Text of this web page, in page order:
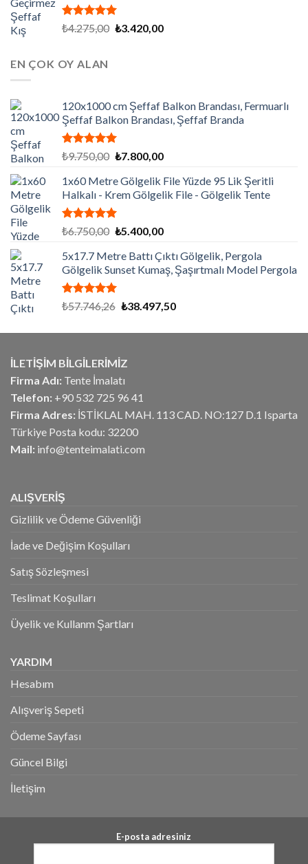
5 üzerinden
oy
₺4.275,00 Orijinal
₺3.420,00Şu
EN ÇOK OY ALAN
120x1000 cm Şeffaf Balkon Brandası, Fermuarlı
Şeffaf Balkon Brandası, Şeffaf Branda
5 üzerinden
oy
aldı
₺9.750,00 Orijinal
₺9.750,00.
₺7.800,00Şu
fiyat:
₺7.800,00.
1x60 Metre Gölgelik File Yüzde 95 Lik Şeritli
Halkalı - Krem Gölgelik File - Gölgelik Tente
5 üzerinden
oy
aldı
₺6.750,00 Orijinal
₺6.750,00.
₺5.400,00Şu
fiyat:
₺5.400,00.
5x17.7 Metre Battı Çıktı Gölgelik, Pergola
Gölgelik Sunset Kumaş, Şaşırtmalı Model Pergola
5 üzerinden
₺57.746,26 Orijinal
₺57.746,26.
₺38.497,50Şu
fiyat:
İLETİŞİM BİLGİLERİMİZ
Firma Adı: Tente İmalatı
Telefon: +90 532 725 96 41
Firma Adres: İSTİKLAL MAH. 113 CAD. NO:127 D.1 Isparta
Türkiye Posta kodu: 32200
Mail: info@tenteimalati.com
ALIŞVERİŞ
Gizlilik ve Ödeme Güvenliği
İade ve Değişim Koşulları
Satış Sözleşmesi
Teslimat Koşulları
Üyelik ve Kullanm Şartları
YARDIM
Hesabım
Alışveriş Sepeti
Ödeme Sayfası
Güncel Bilgi
İletişim
E-posta adresiniz